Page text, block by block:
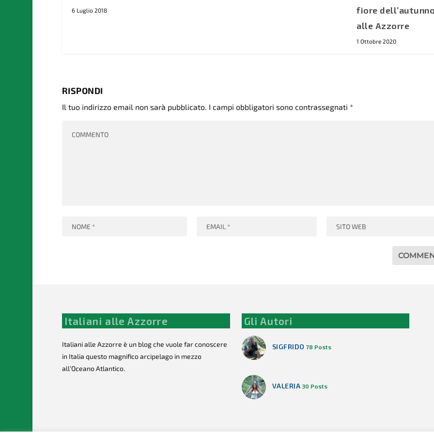
6 Luglio 2018
fiore
alle Azzorre
1 Ottobre 2020
RISPONDI
Il tuo indirizzo email non sarà pubblicato. I campi obbligatori sono contrassegnati *
Italiani alle Azzorre
Italiani alle Azzorre è un blog che vuole far conoscere
in Italia questo magnifico arcipelago in mezzo
all’Oceano Atlantico.
Gli Autori
SIGFRIDO 78 Posts
VALERIA 30 Posts